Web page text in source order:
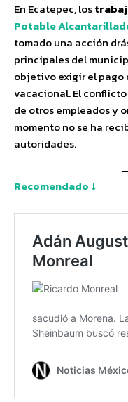
En Ecatepec, los
Potable
tomado una acción
principales del
objetivo exigir el pago
vacacional. El
de otros empleados y
momento no se ha
autoridades.
Recomendado ↓